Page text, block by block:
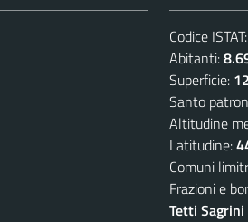
Codice ISTAT:
Abitanti:
Superficie:
Santo
Altitudine
Latitudine:
Comuni
Frazioni e
Tetti Sagrini